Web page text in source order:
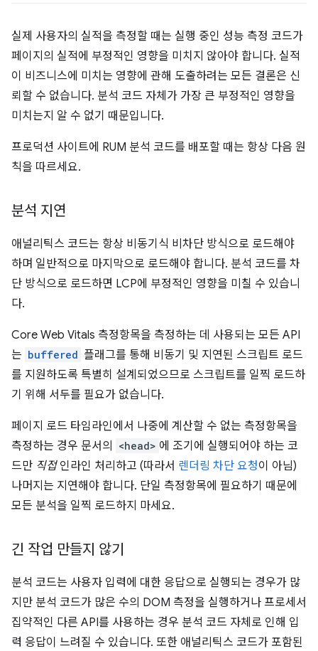
실제 사용자의 실적을 측정할 때는 실행 중인 성능 측정 코드가
페이지의 실적에 부정적인 영향을 미치지 않아야 합니다. 실적
이 비즈니스에 미치는 영향에 관해 도출하려는 모든 결론은 신
뢰할 수 없습니다. 분석 코드 자체가 가장 큰 부정적인 영향을
미치는지 알 수 없기 때문입니다.
프로덕션 사이트에 RUM 분석 코드를 배포할 때는 항상 다음 원
칙을 따르세요.
분석 지연
애널리틱스 코드는 항상 비동기식 비차단 방식으로 로드해야
하며 일반적으로 마지막으로 로드해야 합니다. 분석 코드를 차
단 방식으로 로드하면 LCP에 부정적인 영향을 미칠 수 있습니
다.
Core Web Vitals 측정항목을 측정하는 데 사용되는 모든 API
는 buffered 플래그를 통해 비동기 및 지연된 스크립트 로드
를 지원하도록 특별히 설계되었으므로 스크립트를 일찍 로드하
기 위해 서두를 필요가 없습니다.
페이지 로드 타임라인에서 나중에 계산할 수 없는 측정항목을
측정하는 경우 문서의
<head> 에 조기에 실행되어야 하는 코
드만 직접인라인 처리하고 (따라서 렌더링 차단 요청이 아님)
나머지는 지연해야 합니다. 단일 측정항목에 필요하기 때문에
모든 분석을 일찍 로드하지 마세요.
긴 작업 만들지 않기
분석 코드는 사용자 입력에 대한 응답으로 실행되는 경우가 많
지만 분석 코드가 많은 수의 DOM 측정을 실행하거나 프로세서
집약적인 다른 API를 사용하는 경우 분석 코드 자체로 인해 입
력 응답이 느려질 수 있습니다. 또한 애널리틱스 코드가 포함된